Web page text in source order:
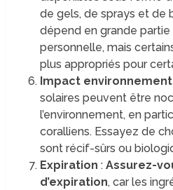
de gels, de sprays et de
dépend en grande
personnelle, mais
plus appropriés pour
Impact
solaires peuvent être
l’environnement, en
coralliens. Essayez de
sont récif-sûrs ou
Expiration : Assurez-
d’expiration, car les